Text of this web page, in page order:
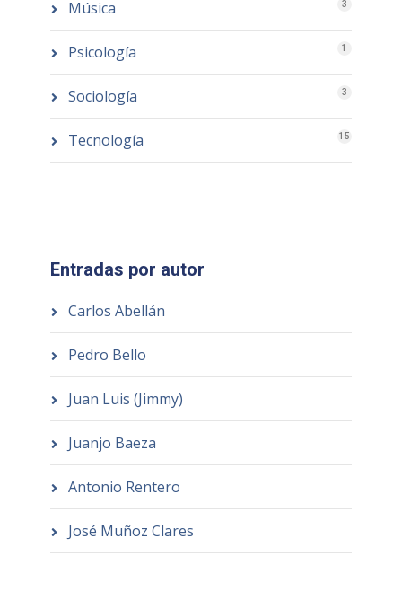
Música 3
Psicología 1
Sociología 3
Tecnología 15
Entradas por autor
Carlos Abellán
Pedro Bello
Juan Luis (Jimmy)
Juanjo Baeza
Antonio Rentero
José Muñoz Clares